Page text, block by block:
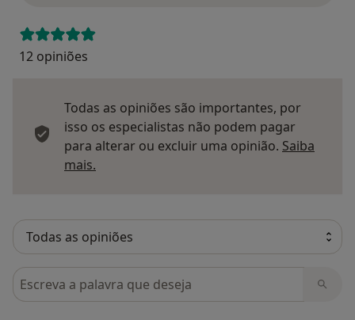
12 opiniões
Todas as opiniões são importantes, por
isso os especialistas não podem pagar
para alterar ou excluir uma opinião. Saiba
mais.
Pesquisar em opiniões